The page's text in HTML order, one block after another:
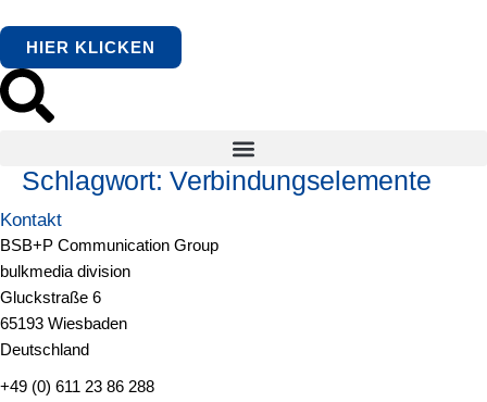
springen
HIER KLICKEN
Schlagwort:Verbindungselemente
Kontakt
BSB+P Communication Group
bulkmedia division
Gluckstraße 6
65193 Wiesbaden
Deutschland
+49 (0) 611 23 86 288